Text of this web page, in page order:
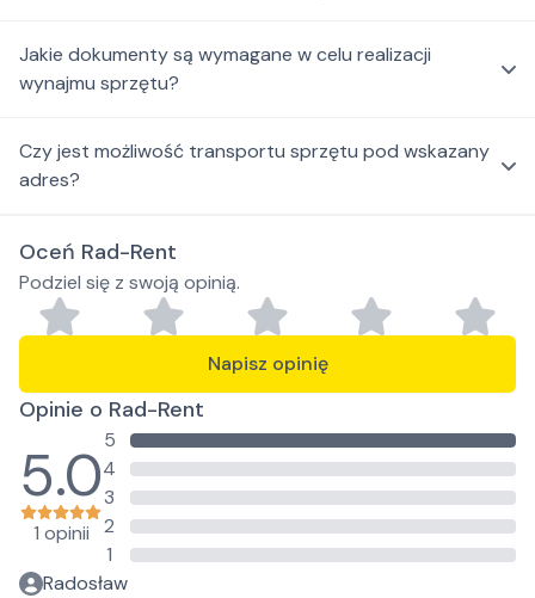
Jakie dokumenty są wymagane w celu realizacji
wynajmu sprzętu?
Czy jest możliwość transportu sprzętu pod wskazany
adres?
Oceń Rad-Rent
Podziel się z swoją opinią.
Napisz opinię
Opinie o Rad-Rent
5.0
1 opinii
5
4
3
2
1
Radosław